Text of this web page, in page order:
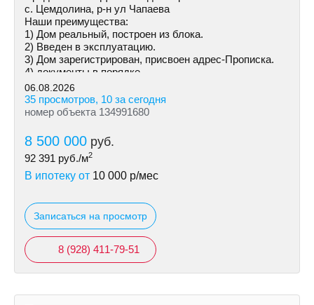
с. Цемдолина, р-н ул Чапаева
Наши преимущества:
1) Дoм peальный, построен из блока.
2) Введен в эксплуатацию.
3) Дoм зарегистрирован, присвоен адрес-Прописка.
4) документы в порядке.
5) Ceмeйнaя ипотека!
06.08.2026
35 просмотров, 10 за сегодня
номер объекта 134991680
8 500 000 руб.
92 391 руб./м2
В ипотеку от 10 000 р/мес
Записаться на просмотр
8 (928) 411-79-51